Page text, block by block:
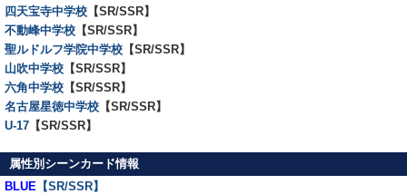
四天宝寺中学校 【SR/SSR】
不動峰中学校 【SR/SSR】
聖ルドルフ学院中学校 【SR/SSR】
山吹中学校 【SR/SSR】
六角中学校 【SR/SSR】
名古屋星徳中学校 【SR/SSR】
U-17 【SR/SSR】
属性別シーンカード情報
BLUE 【SR/SSR】